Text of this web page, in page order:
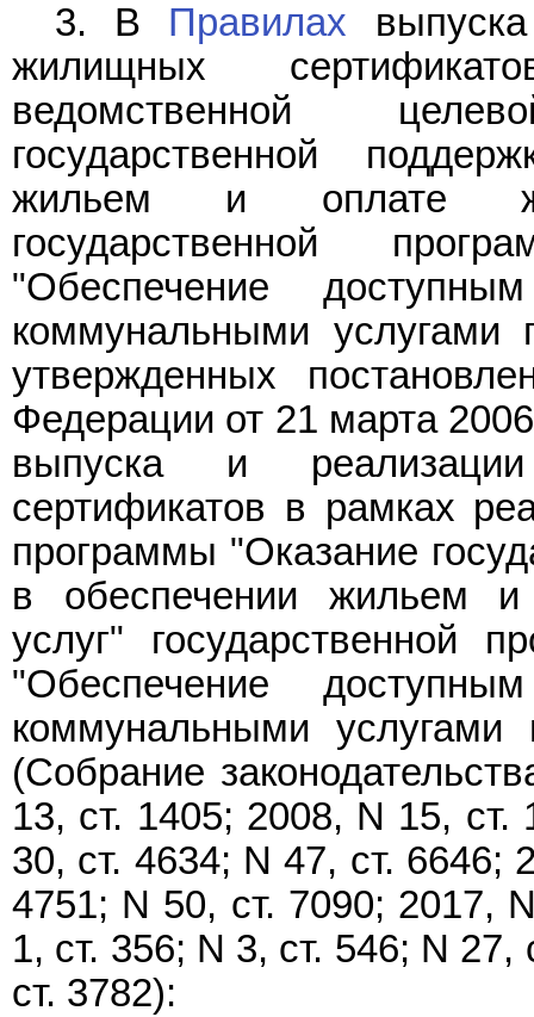
3. В Правилах
жилищных
ведомственной
государственной
жильем и оплате
государственной
"Обеспечение
коммунальными услугами
утвержденных
Федерации от 21 марта
выпуска и
сертификатов в рамках
программы "Оказание
в обеспечении жильем и
услуг" государственной
"Обеспечение
коммунальными услугами
(Собрание
13, ст. 1405; 2008, N 15,
30, ст. 4634; N 47, ст. 6646;
4751; N 50, ст. 7090; 2017,
1, ст. 356; N 3, ст. 546; N
ст. 3782):